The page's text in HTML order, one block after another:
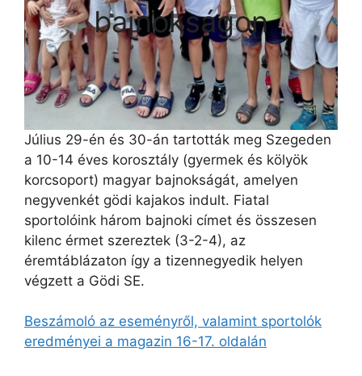
bajnokságon
Július 29-én és 30-án tartották meg Szegeden
a 10-14 éves korosztály (gyermek és kölyök
korcsoport) magyar bajnokságát, amelyen
negyvenkét gödi kajakos indult. Fiatal
sportolóink három bajnoki címet és összesen
kilenc érmet szereztek (3-2-4), az
éremtáblázaton így a tizennegyedik helyen
végzett a Gödi SE.
Beszámoló az eseményről, valamint sportolók
eredményei a magazin 16-17. oldalán